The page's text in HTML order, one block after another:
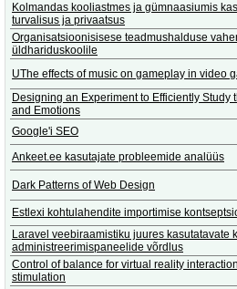
Kolmandas kooliastmes ja gümnaasiumis
turvalisus ja privaatsus
Organisatsioonisisese teadmushalduse
üldhariduskoolile
UThe effects of music on gameplay in video
Designing an Experiment to Efficiently
and Emotions
Google'i SEO
Ankeet.ee kasutajate probleemide analüüs
Dark Patterns of Web Design
Estlexi kohtulahendite importimise
Laravel veebiraamistiku juures kasutatavate
administreerimispaneelide võrdlus
Control of balance for virtual reality
stimulation